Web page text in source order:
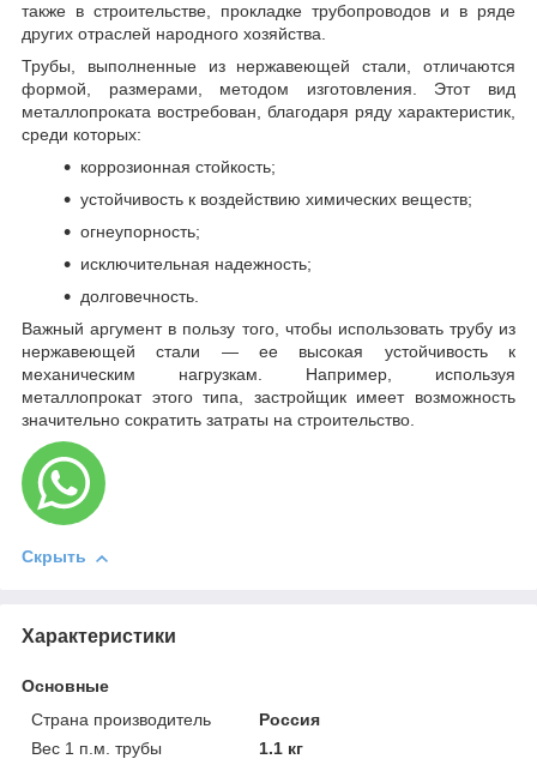
также в строительстве, прокладке трубопроводов и в ряде
других отраслей народного хозяйства.
Трубы, выполненные из нержавеющей стали, отличаются
формой, размерами, методом изготовления. Этот вид
металлопроката востребован, благодаря ряду характеристик,
среди которых:
коррозионная стойкость;
устойчивость к воздействию химических веществ;
огнеупорность;
исключительная надежность;
долговечность.
Важный аргумент в пользу того, чтобы использовать трубу из
нержавеющей стали — ее высокая устойчивость к
механическим нагрузкам. Например, используя
металлопрокат этого типа, застройщик имеет возможность
значительно сократить затраты на строительство.
Скрыть
Характеристики
Основные
Страна производитель
Россия
Вес 1 п.м. трубы
1.1 кг